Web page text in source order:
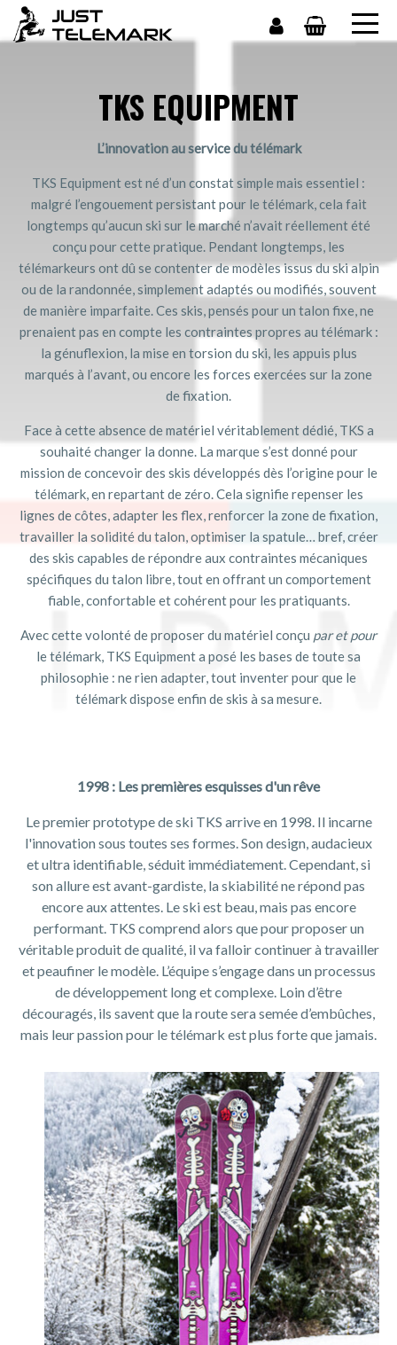
TKS EQUIPMENT
L’innovation au service du télémark
TKS Equipment est né d’un constat simple mais essentiel :
malgré l’engouement persistant pour le télémark, cela fait
longtemps qu’aucun ski sur le marché n’avait réellement été
conçu pour cette pratique. Pendant longtemps, les
télémarkeurs ont dû se contenter de modèles issus du ski alpin
ou de la randonnée, simplement adaptés ou modifiés, souvent
de manière imparfaite. Ces skis, pensés pour un talon fixe, ne
prenaient pas en compte les contraintes propres au télémark :
la génuflexion, la mise en torsion du ski, les appuis plus
marqués à l’avant, ou encore les forces exercées sur la zone
de fixation.
Face à cette absence de matériel véritablement dédié, TKS a
souhaité changer la donne. La marque s’est donné pour
mission de concevoir des skis développés dès l’origine pour le
télémark, en repartant de zéro. Cela signifie repenser les
lignes de côtes, adapter les flex, renforcer la zone de fixation,
travailler la solidité du talon, optimiser la spatule… bref, créer
des skis capables de répondre aux contraintes mécaniques
spécifiques du talon libre, tout en offrant un comportement
fiable, confortable et cohérent pour les pratiquants.
Avec cette volonté de proposer du matériel conçu par et pour
le télémark, TKS Equipment a posé les bases de toute sa
philosophie : ne rien adapter, tout inventer pour que le
télémark dispose enfin de skis à sa mesure.
1998 : Les premières esquisses d'un rêve
Le premier prototype de ski TKS arrive en 1998. Il incarne
l'innovation sous toutes ses formes. Son design, audacieux
et ultra identifiable, séduit immédiatement. Cependant, si
son allure est avant-gardiste, la skiabilité ne répond pas
encore aux attentes. Le ski est beau, mais pas encore
performant. TKS comprend alors que pour proposer un
véritable produit de qualité, il va falloir continuer à travailler
et peaufiner le modèle. L’équipe s’engage dans un processus
de développement long et complexe. Loin d’être
découragés, ils savent que la route sera semée d’embûches,
mais leur passion pour le télémark est plus forte que jamais.